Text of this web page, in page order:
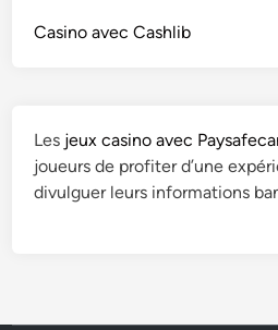
Casino avec Cashlib
Les jeux casino avec
joueurs de profiter d’une
divulguer leurs informations